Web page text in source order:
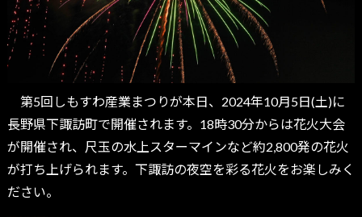
第5回しもすわ産業まつりが本日、2024年10月5日(土)に
長野県下諏訪町で開催されます。18時30分からは花火大会
が開催され、尺玉の水上スターマインなど約2,800発の花火
が打ち上げられます。下諏訪の夜空を彩る花火をお楽しみく
ださい。